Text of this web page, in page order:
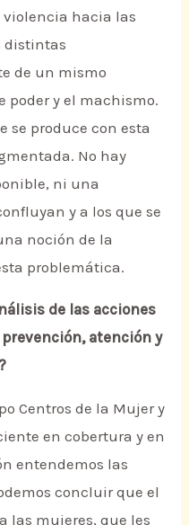
hacia las
distintas
de un mismo
poder y el machismo.
se produce con esta
No hay
ni una
y a los que se
noción de la
problemática.
de las acciones
prevención, atención y
Centros de la Mujer y
en cobertura y en
entendemos las
concluir que el
las mujeres, que les